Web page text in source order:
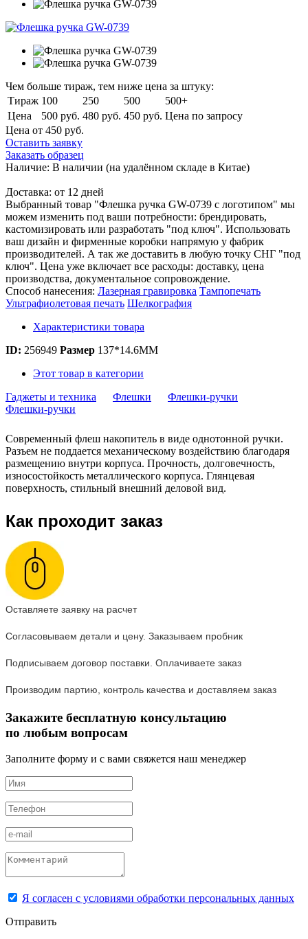
Чем больше тираж, тем ниже цена за штуку:
Тираж 100 250 500
500+
Цена
500 руб. 480 руб. 450 руб. Цена по запросу
Цена от 450 руб.
Оставить заявку
Заказать образец
Наличие: В наличии (на удалённом складе в Китае)
Доставка: от 12 дней
Выбранный товар "Флешка ручка GW-0739 с логотипом" мы
можем изменить под ваши потребности: брендировать,
кастомизировать или разработать "под ключ". Использовать
ваш дизайн и фирменные коробки напрямую у фабрик
производителей. А так же доставить в любую точку СНГ "под
ключ". Цена уже включает все расходы: доставку, цена
производства, документальное сопровождение.
Способ нанесения: Лазерная гравировка Тампопечать
Ультрафиолетовая печать Шелкография
Характеристики товара
ID: 256949 Размер 137*14.6MM
Этот товар в категории
Гаджеты и техника
Флешки
Флешки-ручки
Флешки-ручки
Современный флеш накопитель в виде однотонной ручки.
Разъем не поддается механическому воздействию благодаря
размещению внутри корпуса. Прочность, долговечность,
износостойкость металлического корпуса. Глянцевая
поверхность, стильный внешний деловой вид.
Как проходит заказ
Оставляете заявку на расчет
Согласовываем детали и цену. Заказываем пробник
Подписываем договор поставки. Оплачиваете заказ
Производим партию, контроль качества и доставляем заказ
Закажите бесплатную консультацию
по любым вопросам
Заполните форму и с вами свяжется наш менеджер
Я согласен с условиями обработки персональных данных
Отправить